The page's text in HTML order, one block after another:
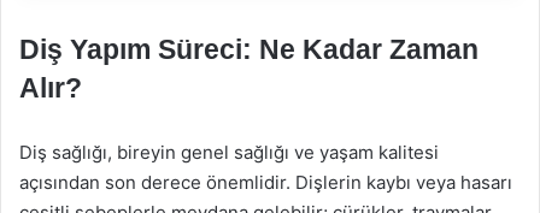
Diş Yapım Süreci: Ne Kadar Zaman
Alır?
Diş sağlığı, bireyin genel sağlığı ve yaşam kalitesi
açısından son derece önemlidir. Dişlerin kaybı veya hasarı